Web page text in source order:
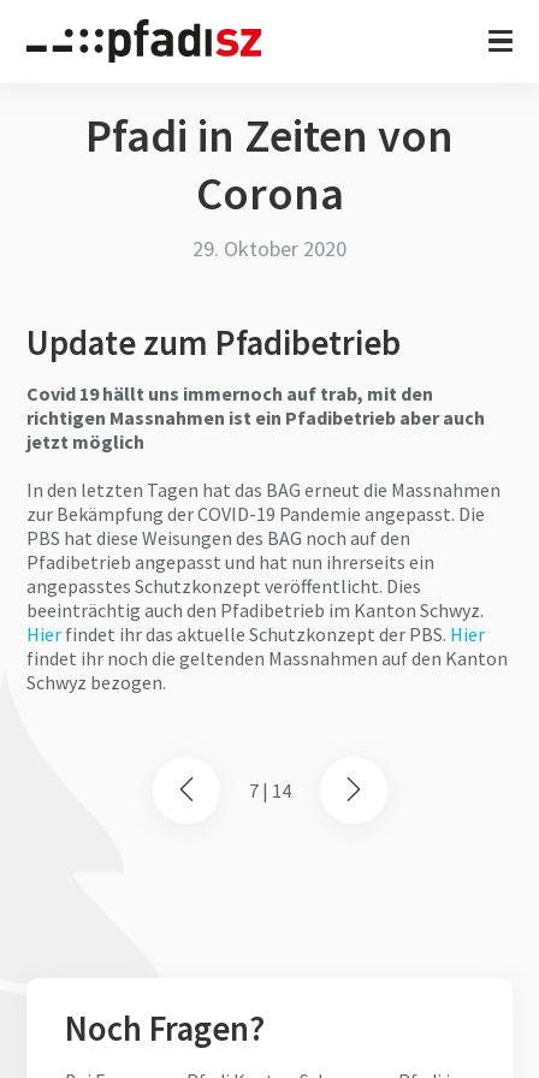
Pfadi in Zeiten von
Corona
29. Oktober 2020
Update zum Pfadibetrieb
Covid 19 hällt uns immernoch auf trab, mit den
richtigen Massnahmen ist ein Pfadibetrieb aber auch
jetzt möglich
In den letzten Tagen hat das BAG erneut die Massnahmen
zur Bekämpfung der COVID-19 Pandemie angepasst. Die
PBS hat diese Weisungen des BAG noch auf den
Pfadibetrieb angepasst und hat nun ihrerseits ein
angepasstes Schutzkonzept veröffentlicht. Dies
beeinträchtig auch den Pfadibetrieb im Kanton Schwyz.
Hier findet ihr das aktuelle Schutzkonzept der PBS. Hier
findet ihr noch die geltenden Massnahmen auf den Kanton
Schwyz bezogen.
7 | 14
Noch Fragen?